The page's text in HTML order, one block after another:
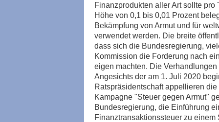
Finanzprodukten aller Art sollte pro
Höhe von 0,1 bis 0,01 Prozent
Bekämpfung von Armut und für
verwendet werden. Die breite
dass sich die Bundesregierung,
Kommission die Forderung nach
eigen machten. Die
Angesichts der am 1. Juli 2020
Ratspräsidentschaft appellieren
Kampagne "Steuer gegen Armut"
Bundesregierung, die Einführung
Finanztransaktionssteuer zu